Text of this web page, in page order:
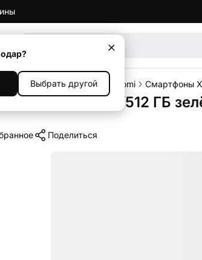
Выбрать другой
Смартфоны Смартфоны Xiaomi Смартфоны
Poco F6 12/512 ГБ
Поделиться